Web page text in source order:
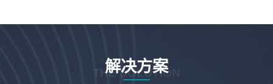
解决方案
THE SOLUTION